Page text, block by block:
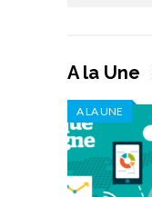
A la Une
A LA UNE